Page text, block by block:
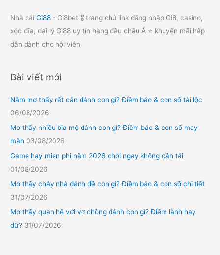
Nhà cáiGi88 - Gi8bet 🎖️ trang chủ link đăng nhập Gi8, casino,
xóc đĩa, đại lý Gi88 uy tín hàng đầu châu Á ⭐ khuyến mãi hấp
dẫn dành cho hội viên
Bài viết mới
Nằm mơ thấy rết cắn đánh con gì? Điềm báo & con số tài lộc
06/08/2026
Mơ thấy nhiều bia mộ đánh con gì? Điềm báo & con số may
mắn 03/08/2026
Game hay mien phi năm 2026 chơi ngay không cần tải
01/08/2026
Mơ thấy cháy nhà đánh đề con gì? Điềm báo & con số chi tiết
31/07/2026
Mơ thấy quan hệ với vợ chồng đánh con gì? Điềm lành hay
dữ? 31/07/2026